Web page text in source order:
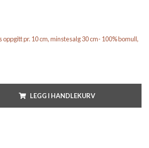
pr. 10 cm, minstesalg 30 cm- 100% bomull,
LEGG I HANDLEKURV